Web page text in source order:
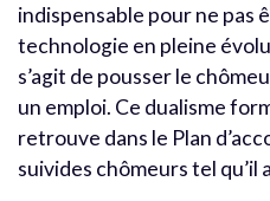
indispensable pour ne pas
technologie en pleine
s’agit de pousser le
un emploi. Ce dualisme
retrouve dans le Plan
suivides chômeurs tel qu’il